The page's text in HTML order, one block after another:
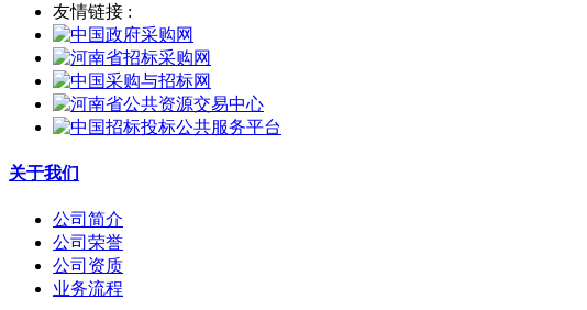
友情链接 :
关于我们
公司简介
公司荣誉
公司资质
业务流程